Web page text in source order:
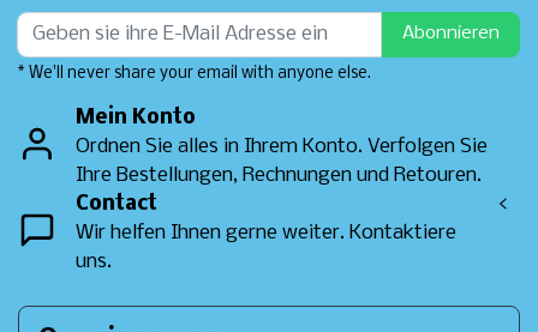
Abonnieren
* We'll never share your email with anyone else.
Mein Konto
Ordnen Sie alles in Ihrem Konto. Verfolgen Sie
Ihre Bestellungen, Rechnungen und Retouren.
Contact
Wir helfen Ihnen gerne weiter. Kontaktiere
uns.
<